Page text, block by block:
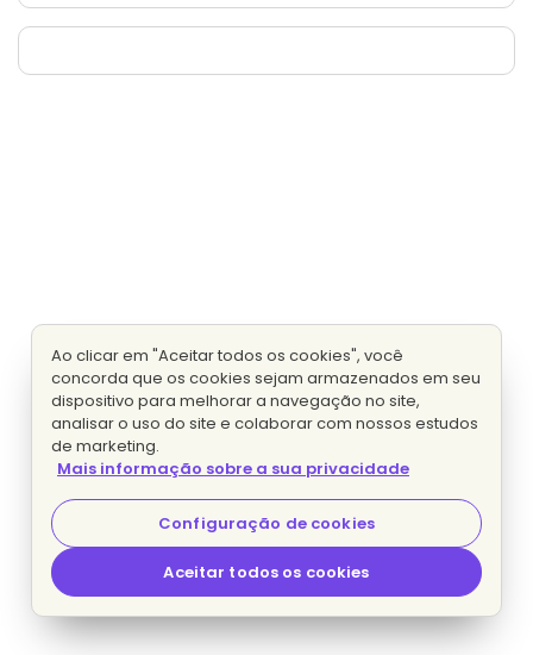
Ao clicar em "Aceitar todos os cookies", você
concorda que os cookies sejam armazenados em seu
dispositivo para melhorar a navegação no site,
analisar o uso do site e colaborar com nossos estudos
de marketing.
Mais informação sobre a sua privacidade
Configuração de cookies
Aceitar todos os cookies